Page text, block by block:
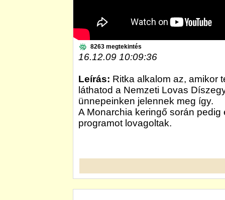
8263 megtekintés
16.12.09 10:09:36
Leírás: Ritka alkalom az, amikor
láthatod a Nemzeti Lovas
ünnepeinken jelennek meg így.
A Monarchia keringő során
programot lovagoltak.